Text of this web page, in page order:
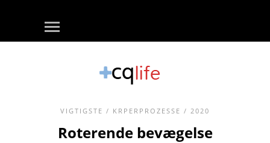
VIGTIGSTE / KRPERPROZESSE / 2020
Roterende bevægelse